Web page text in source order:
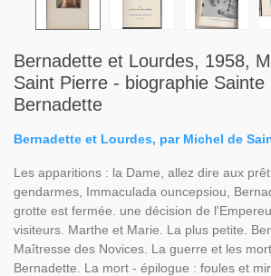
Bernadette et Lourdes, 1958,
Saint Pierre - biographie Sainte
Bernadette
Bernadette et Lourdes, par Michel de
Les apparitions : la Dame, allez dire aux
gendarmes, Immaculada ouncepsiou,
grotte est fermée. une décision de
visiteurs. Marthe et Marie. La plus petite.
Maîtresse des Novices. La guerre et les
Bernadette. La mort - épilogue : foules et